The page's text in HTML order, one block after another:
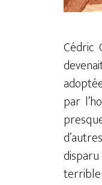
Cédric
par